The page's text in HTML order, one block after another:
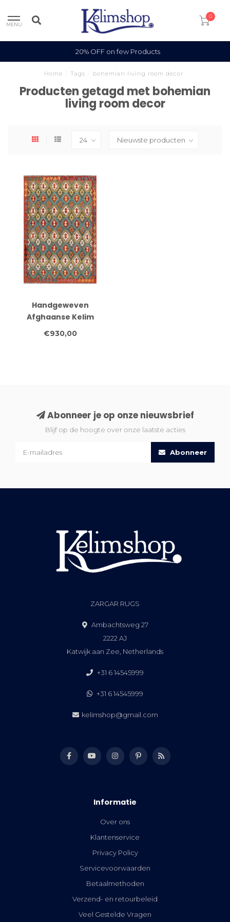
MENU
0
20% OFF on few Products
Home Tags bohemian living room decor
Producten getagd met bohemian
living room decor
Handgeweven
Afghaanse Kelim
Vloerkleed – 294x198
€930,00
Abonneer je op onze nieuwsbrief
Blijf op de hoogte over onze laatste acties
Abonneer
ZARGAR RUGS
Ambachtsweg 27
2222 AJ
Katwijk aan Zee, Netherlands
+31 6 14545999
+31 6 14545999
kelimshop@gmail.com
Informatie
Over ons
Klantenservice
Privacy Policy
Servicevoorwaarden
Betaalmethoden
Verzend- en retourbeleid
Veel Gestelde Vragen